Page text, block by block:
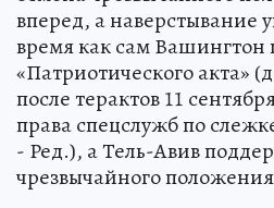
вперед, а наверстывание
время как сам Вашингтон
«Патриотического акта»
после терактов 11
права спецслужб по
- Ред.), а Тель-Авив
чрезвычайного положения